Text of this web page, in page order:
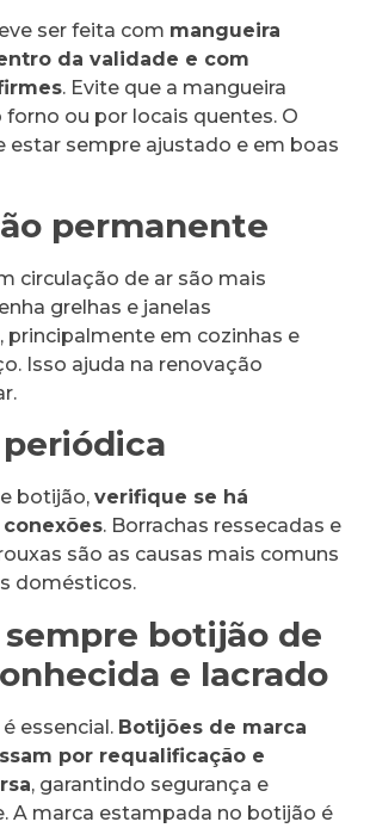
ser feita com mangueira
da validade e com
. Evite que a mangueira
forno ou por locais quentes. O
estar sempre ajustado e em boas
permanente
circulação de ar são mais
grelhas e janelas
principalmente em cozinhas e
Isso ajuda na renovação
botijão, verifique se há
. Borrachas ressecadas e
são as causas mais comuns
domésticos.
botijão de
e lacrado
essencial. Botijões de marca
por requalificação e
, garantindo segurança e
A marca estampada no botijão é